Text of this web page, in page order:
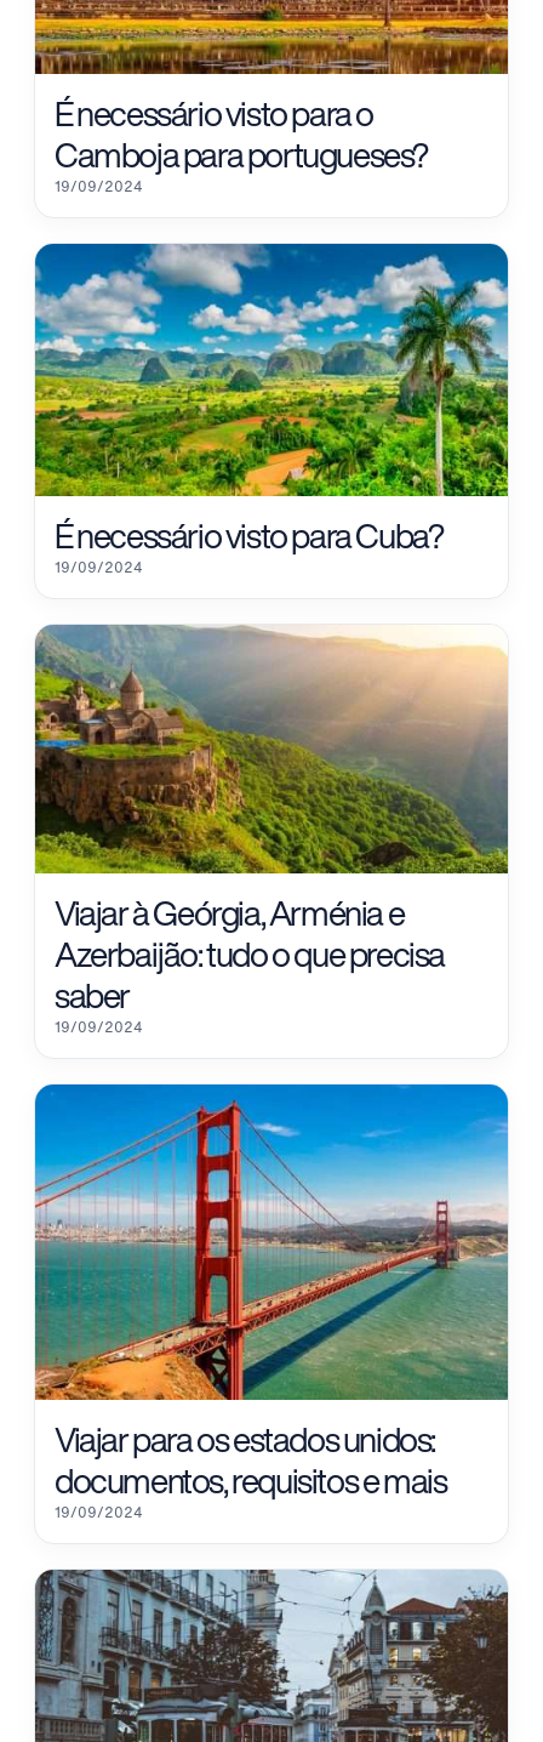
É necessário visto para o
Camboja para portugueses?
19/09/2024
É necessário visto para Cuba?
19/09/2024
Viajar à Geórgia, Arménia e
Azerbaijão: tudo o que precisa
saber
19/09/2024
Viajar para os estados unidos:
documentos, requisitos e mais
19/09/2024